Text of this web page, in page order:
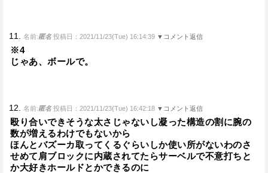
11. 名前:匿名 投稿日：2021/11/23(Tue) 16:14:39 ▼コメント返信
※4
じゃあ、ボールで。
12. 名前:匿名 投稿日：2021/11/23(Tue) 16:42:18 ▼コメント返信
殴り合いできそうな太さじゃないし凝った構造の割に腕の
数が増えるわけでもないから
ほんとバズーカ取ってくるぐらいしか使い所がないわのさ
せめて肩ブロックに内蔵されてたらサーベルで不意打ちと
か大好きホールドとかできるのに